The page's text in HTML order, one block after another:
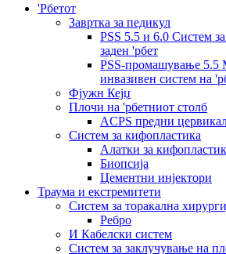
'Рбетот
Завртка за педикул
PSS 5.5 и 6.0 Систем
заден 'рбет
PSS-промашување
инвазивен систем на
Фјужн Кејџ
Плочи на 'рбетниот столб
ACPS предни
Систем за кифопластика
Алатки за
Биопсија
Цементни инјектори
Траума и екстремитети
Систем за торакална
Ребро
И Кабелски систем
Систем за заклучување на